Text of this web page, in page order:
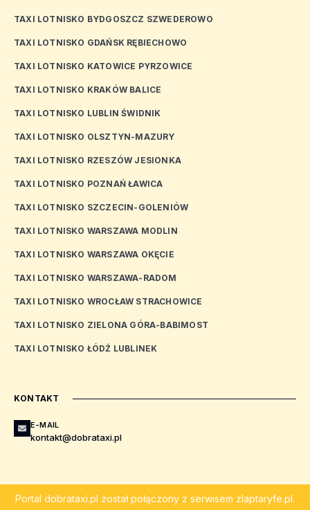
TAXI LOTNISKO BYDGOSZCZ SZWEDEROWO
TAXI LOTNISKO GDAŃSK RĘBIECHOWO
TAXI LOTNISKO KATOWICE PYRZOWICE
TAXI LOTNISKO KRAKÓW BALICE
TAXI LOTNISKO LUBLIN ŚWIDNIK
TAXI LOTNISKO OLSZTYN-MAZURY
TAXI LOTNISKO RZESZÓW JESIONKA
TAXI LOTNISKO POZNAŃ ŁAWICA
TAXI LOTNISKO SZCZECIN-GOLENIÓW
TAXI LOTNISKO WARSZAWA MODLIN
TAXI LOTNISKO WARSZAWA OKĘCIE
TAXI LOTNISKO WARSZAWA-RADOM
TAXI LOTNISKO WROCŁAW STRACHOWICE
TAXI LOTNISKO ZIELONA GÓRA-BABIMOST
TAXI LOTNISKO ŁÓDŹ LUBLINEK
KONTAKT
E-MAIL
kontakt@dobrataxi.pl
Portal dobrataxi.pl został połączony z serwisem zlaptaryfe.pl.